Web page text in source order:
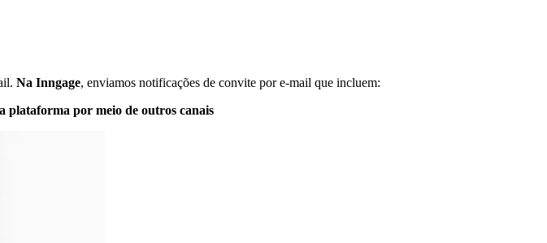
Na Inngage, enviamos notificações de convite por e-mail que incluem:
plataforma por meio de outros canais